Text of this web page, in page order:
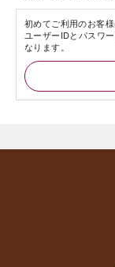
初めてご利用のお客
ユーザーIDとパスワ
なります。